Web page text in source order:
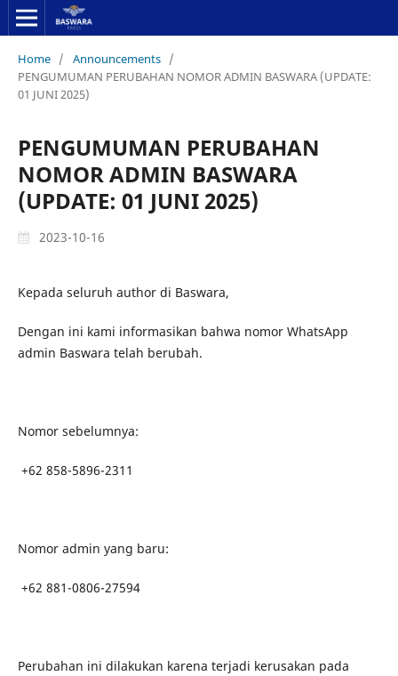
Home / Announcements /
PENGUMUMAN PERUBAHAN NOMOR ADMIN BASWARA (UPDATE:
01 JUNI 2025)
PENGUMUMAN PERUBAHAN
NOMOR ADMIN BASWARA
(UPDATE: 01 JUNI 2025)
2023-10-16
Kepada seluruh author di Baswara,
Dengan ini kami informasikan bahwa nomor WhatsApp
admin Baswara telah berubah.
Nomor sebelumnya:
+62 858-5896-2311
Nomor admin yang baru:
+62 881-0806-27594
Perubahan ini dilakukan karena terjadi kerusakan pada